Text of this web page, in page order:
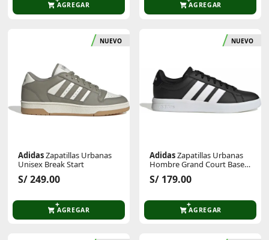
AGREGAR AGREGAR
NUEVO
AdidasZapatillas Urbanas
Unisex Break Start
S/ 249.00
AGREGAR
NUEVO
AdidasZapatillas Urbanas
Hombre Grand Court Base
3.0
S/ 179.00
AGREGAR